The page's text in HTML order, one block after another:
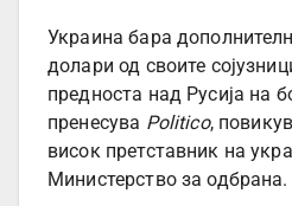
Украина бара
долари од своите
предноста над Русија на
пренесува Politico,
висок претставник на
Министерство за одбрана.